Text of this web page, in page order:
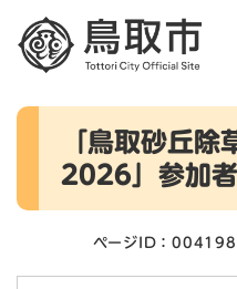
メニュー
本
「鳥取砂丘除
2026」参加
ページID：